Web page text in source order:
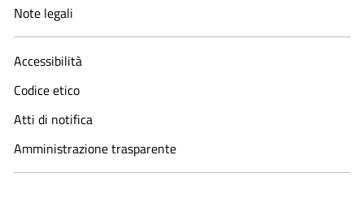
Note legali
Accessibilità
Codice etico
Atti di notifica
Amministrazione trasparente